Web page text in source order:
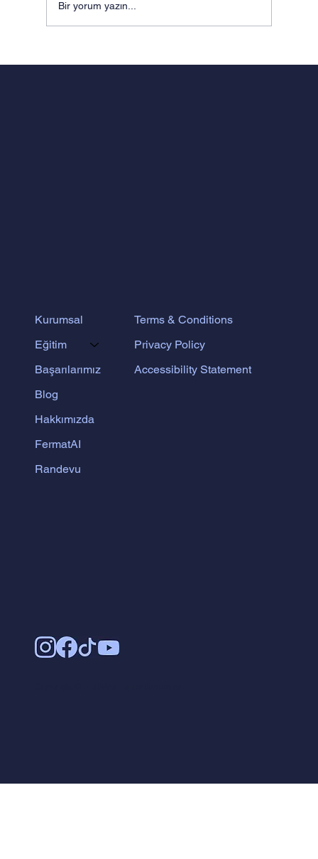
Kurumsal
Eğitim
Başarılarımız
Blog
Hakkımızda
FermatAI
Randevu
Terms & Conditions
Privacy Policy
Accessibility Statement
Bir yorum yazın...